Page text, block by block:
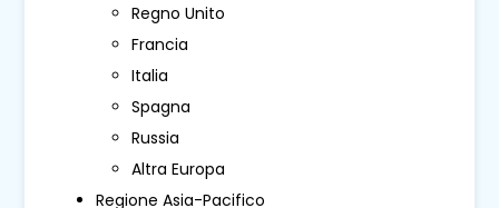
Regno Unito
Francia
Italia
Spagna
Russia
Altra Europa
Regione Asia-Pacifico